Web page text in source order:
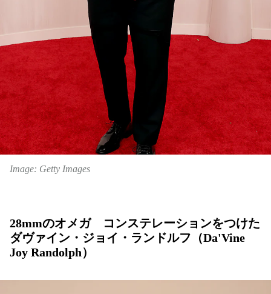
Image: Getty Images
28mmのオメガ コンステレーションをつけた
ダヴァイン・ジョイ・ランドルフ（Da'Vine
Joy Randolph）